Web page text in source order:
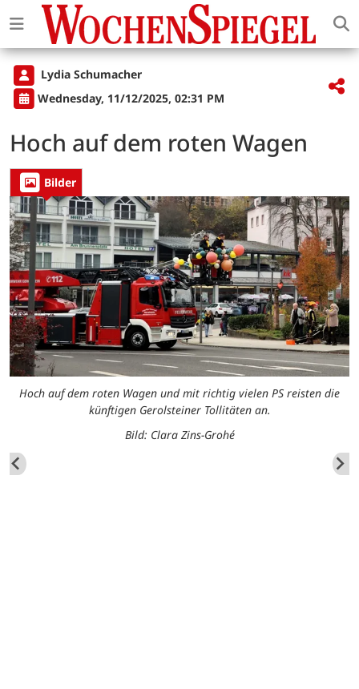
Lydia Schumacher
Wednesday, 11/12/2025, 02:31 PM
Hoch auf dem roten Wagen
Bilder
Hoch auf dem roten Wagen und mit richtig vielen PS reisten die
künftigen Gerolsteiner Tollitäten an.
Bild: Clara Zins-Grohé